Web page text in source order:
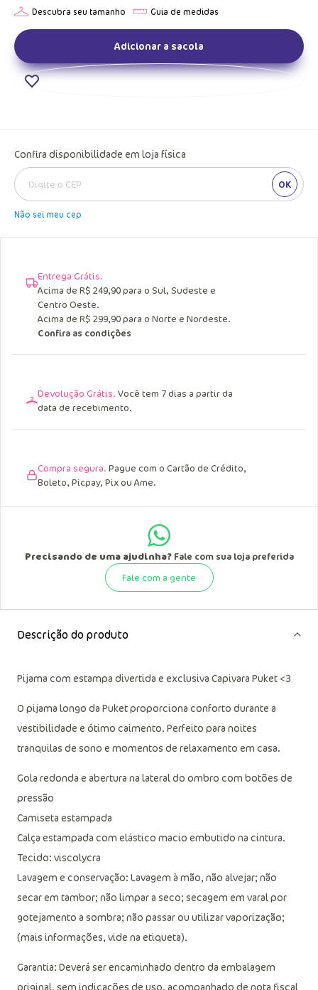
Adicionar a sacola
Confira disponibilidade em loja física
OK
Não sei meu cep
Entrega Grátis.
Acima de R$ 249,90 para o Sul, Sudeste e
Centro Oeste.
Acima de R$ 299,90 para o Norte e Nordeste.
Confira as condições
Devolução Grátis. Você tem 7 dias a partir da
data de recebimento.
Compra segura. Pague com o Cartão de Crédito,
Boleto, Picpay, Pix ou Ame.
Precisando de uma ajudinha?Fale com sua loja preferida
Fale com a gente
Descrição do produto
Pijama com estampa divertida e exclusiva Capivara Puket <3
O pijama longo da Puket proporciona conforto durante a
vestibilidade e ótimo caimento. Perfeito para noites
tranquilas de sono e momentos de relaxamento em casa.
Gola redonda e abertura na lateral do ombro com botões de
pressão
Camiseta estampada
Calça estampada com elástico macio embutido na cintura.
Tecido: viscolycra
Lavagem e conservação: Lavagem à mão, não alvejar; não
secar em tambor; não limpar a seco; secagem em varal por
gotejamento a sombra; não passar ou utilizar vaporização;
(mais informações, vide na etiqueta).
Garantia: Deverá ser encaminhado dentro da embalagem
original, sem indicações de uso, acompanhado de nota fiscal